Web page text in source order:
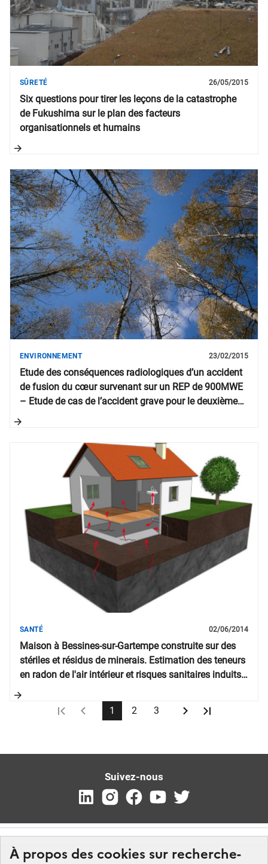
À propos des cookies sur recherche-
Six questions pour tirer les leçons de la catastrophe
de Fukushima sur le plan des facteurs
organisationnels et humains
SÛRETÉ 26/05/2015
Etude des conséquences radiologiques d’un accident
de fusion du cœur survenant sur un REP de 900MWE
– Etude de cas de l’accident grave pour le deuxième
ENVIRONNEMENT 23/02/2015
Maison à Bessines-sur-Gartempe construite sur des
stériles et résidus de minerais. Estimation des teneurs
en radon de l'air intérieur et risques sanitaires induits
SANTÉ 02/06/2014
1 2 3
Suivez-nous